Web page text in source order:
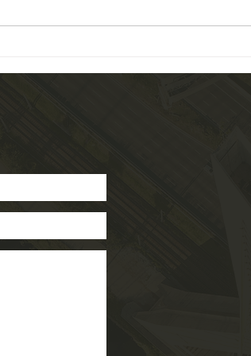
a base de dados de Repetitivos e